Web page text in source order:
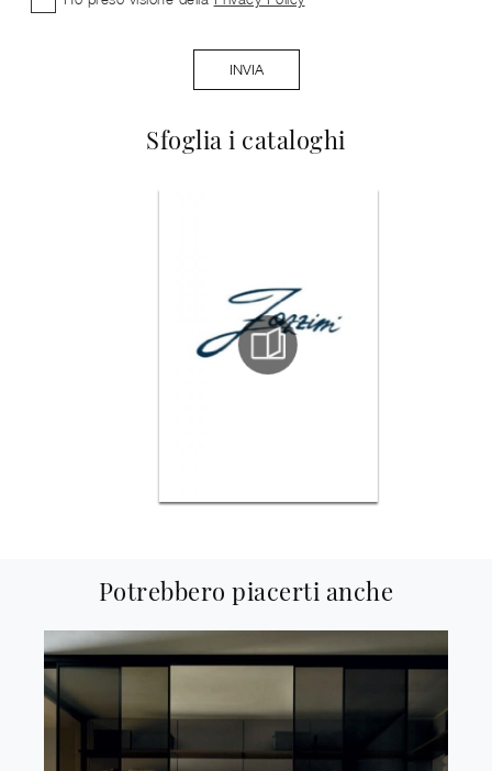
Sfoglia i cataloghi
INVIA
Potrebbero piacerti anche